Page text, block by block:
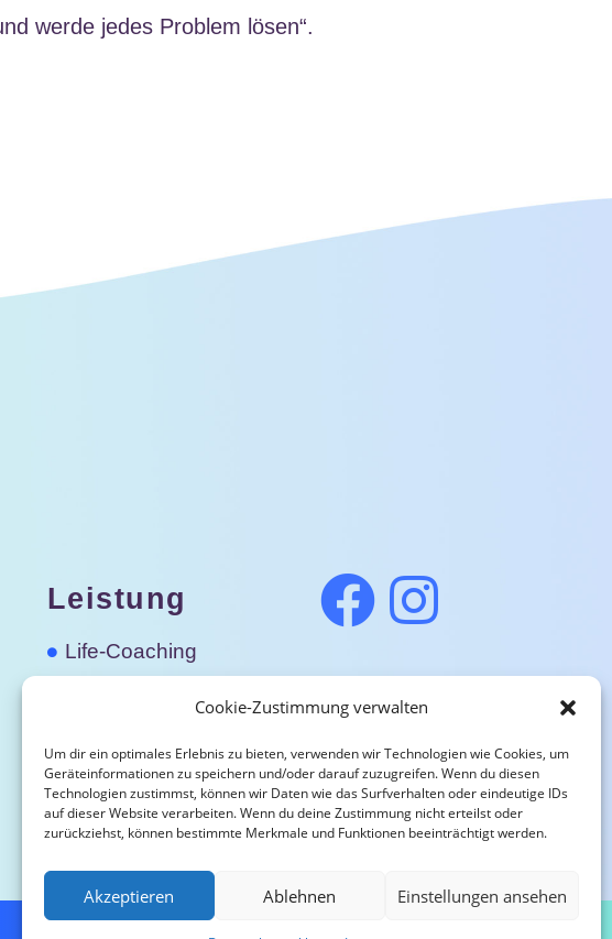
Cookie-Zustimmung verwalten
Um dir ein optimales Erlebnis zu bieten, verwenden wir Technologien wie Cookies, um
Geräteinformationen zu speichern und/oder darauf zuzugreifen. Wenn du diesen
Technologien zustimmst, können wir Daten wie das Surfverhalten oder eindeutige IDs
auf dieser Website verarbeiten. Wenn du deine Zustimmung nicht erteilst oder
zurückziehst, können bestimmte Merkmale und Funktionen beeinträchtigt werden.
Akzeptieren Ablehnen Einstellungen ansehen
werde jedes Problem lösen“.
Leistung
Life-Coaching
Lebensberatung
Meditationsunterricht